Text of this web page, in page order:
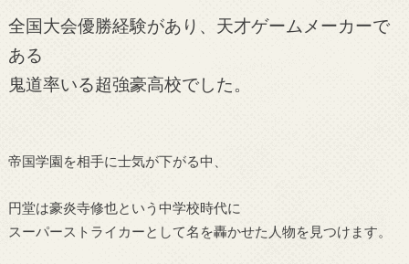
全国大会優勝経験があり、天才ゲームメーカーで
ある
鬼道率いる超強豪高校でした。
帝国学園を相手に士気が下がる中、
円堂は豪炎寺修也という中学校時代に
スーパーストライカーとして名を轟かせた人物を見つけます。